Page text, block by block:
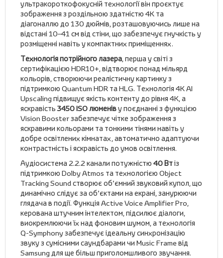
ультракороткофокусній технології він проєктує
зображення з роздільною здатністю 4K та
діагоналлю до 130 дюймів, розташовуючись лише на
відстані 10–41 см від стіни, що забезпечує гнучкість у
розміщенні навіть у компактних приміщеннях.
Технологія потрійного лазера, перша у світі з
сертифікацією HDR10+, відтворює понад мільярд
кольорів, створюючи реалістичну картинку з
підтримкою Quantum HDR та HLG. Технологія 4K AI
Upscaling підвищує якість контенту до рівня 4K, а
яскравість 3450 ISO люменіву поєднанні з функцією
Vision Booster забезпечує чітке зображення з
яскравими кольорами та тонкими тінями навіть у
добре освітлених кімнатах, автоматично адаптуючи
контрастність і яскравість до умов освітлення.
Аудіосистема 2.2.2 канали потужністю 40 Втіз
підтримкою Dolby Atmos та технологією Object
Tracking Sound створює об’ємний звуковий купол, що
динамічно слідує за об’єктами на екрані, занурюючи
глядача в події. Функція Active Voice Amplifier Pro,
керована штучним інтелектом, підсилює діалоги,
виокремлюючи їх над фоновим шумом, а технологія
Q-Symphony забезпечує ідеальну синхронізацію
звуку з сумісними саундбарами чи Music Frame від
Samsung для ще більш приголомшливого звучання.